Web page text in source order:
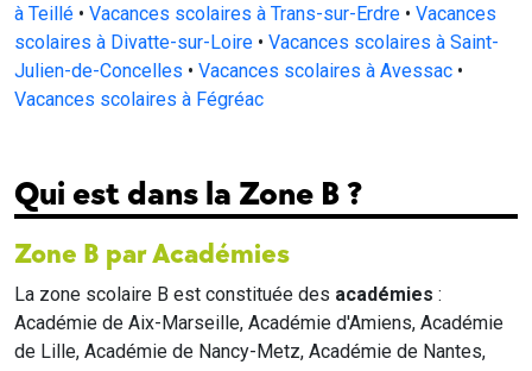
à Teillé • Vacances scolaires à Trans-sur-Erdre • Vacances
scolaires à Divatte-sur-Loire • Vacances scolaires à Saint-
Julien-de-Concelles • Vacances scolaires à Avessac •
Vacances scolaires à Fégréac
Qui est dans la Zone B ?
Zone B par Académies
La zone scolaire B est constituée des académies :
Académie de Aix-Marseille, Académie d'Amiens, Académie
de Lille, Académie de Nancy-Metz, Académie de Nantes,